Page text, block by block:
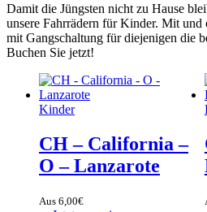
Damit die Jüngsten nicht zu Hause
unsere Fahrrädern für Kinder. Mit und
mit Gangschaltung für diejenigen die
Buchen Sie jetzt!
Kinder
CH – California –
O – Lanzarote
Aus 6,00€